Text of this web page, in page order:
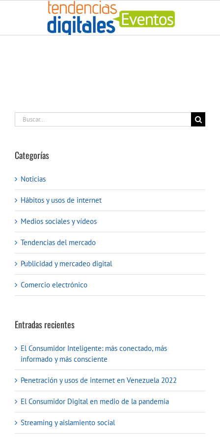
Buscar:
Categorías
Noticias
Hábitos y usos de internet
Medios sociales y vídeos
Tendencias del mercado
Publicidad y mercadeo digital
Comercio electrónico
Entradas recientes
El Consumidor Inteligente: más conectado, más
informado y más consciente
Penetración y usos de internet en Venezuela 2022
El Consumidor Digital en medio de la pandemia
Streaming y aislamiento social